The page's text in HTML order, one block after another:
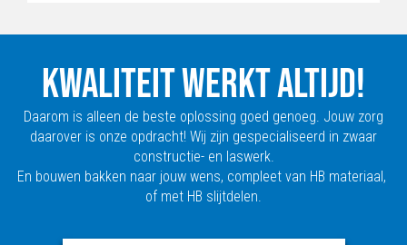
KWALITEIT WERKT ALTIJD!
Daarom is alleen de beste oplossing goed genoeg. Jouw zorg
daarover is onze opdracht! Wij zijn gespecialiseerd in zwaar
constructie- en laswerk.
En bouwen bakken naar jouw wens, compleet van HB materiaal,
of met HB slijtdelen.